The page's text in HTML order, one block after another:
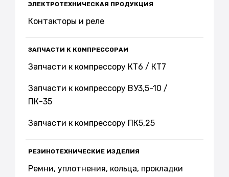
ЭЛЕКТРОТЕХНИЧЕСКАЯ ПРОДУКЦИЯ
Контакторы и реле
ЗАПЧАСТИ К КОМПРЕССОРАМ
Запчасти к компрессору КТ6 / КТ7
Запчасти к компрессору ВУ3,5-10 /
ПК-35
Запчасти к компрессору ПК5,25
РЕЗИНОТЕХНИЧЕСКИЕ ИЗДЕЛИЯ
Ремни, уплотнения, кольца, прокладки